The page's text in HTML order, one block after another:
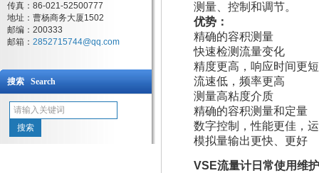
传真：86-021-52500777
地址：曹杨商务大厦1502
邮编：200333
邮箱： 2852715744@qq.com
搜索 Search
测量、控制和调节。
优势：
精确的容积测量
快速检测流量变化
精度更高，响应时间更短
流速低，频率更高
测量高粘度介质
精确的容积测量和定量
数字控制，性能更佳，
模拟量输出更快、更好
VSE流量计日常使用维